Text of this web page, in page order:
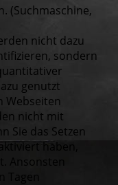
(Suchmaschine,
nicht dazu
sondern
genutzt
Webseiten
nicht mit
Sie das Setzen
haben,
Ansonsten